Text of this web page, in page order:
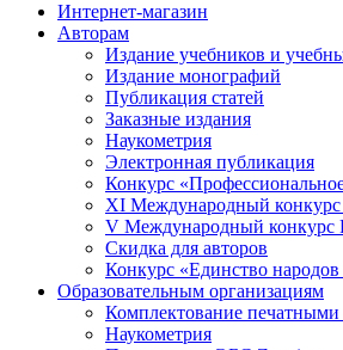
Интернет-магазин
Авторам
Издание учебников и
Издание монографий
Публикация статей
Заказные издания
Наукометрия
Электронная публикация
Конкурс
XI Международный
V Международный
Скидка для авторов
Конкурс «Единство
Образовательным организациям
Комплектование печатными
Наукометрия